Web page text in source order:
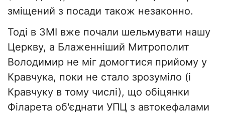
зміщений з посади також незаконно.
Тоді в ЗМІ вже почали шельмувати нашу
Церкву, а Блаженніший Митрополит
Володимир не міг домогтися прийому у
Кравчука, поки не стало зрозуміло (і
Кравчуку в тому числі), що обіцянки
Філарета об'єднати УПЦ з автокефалами